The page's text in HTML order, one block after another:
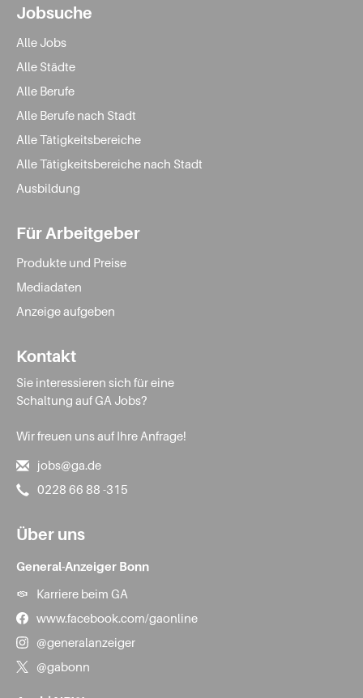
Jobsuche
Alle Jobs
Alle Städte
Alle Berufe
Alle Berufe nach Stadt
Alle Tätigkeitsbereiche
Alle Tätigkeitsbereiche nach Stadt
Ausbildung
Für Arbeitgeber
Produkte und Preise
Mediadaten
Anzeige aufgeben
Kontakt
Sie interessieren sich für eine
Schaltung auf GA Jobs?
Wir freuen uns auf Ihre Anfrage!
jobs@ga.de
0228 66 88 -315
Über uns
General-Anzeiger Bonn
Karriere beim GA
www.facebook.com/gaonline
@generalanzeiger
@gabonn